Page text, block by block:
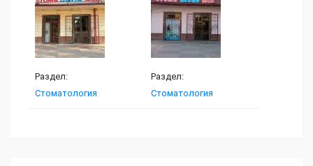
Раздел:
Стоматология
Раздел:
Стоматология